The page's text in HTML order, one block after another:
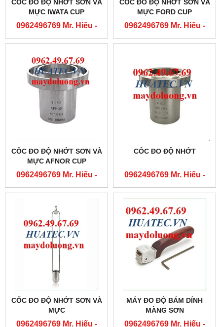
CỐC ĐO ĐỘ NHỚT SƠN VÀ
MỰC IWATA CUP
0962496769 Mr. Hiếu -
0763556769 Mr. Cường
CỐC ĐO ĐỘ NHỚT SƠN VÀ
MỰC FORD CUP
0962496769 Mr. Hiếu -
0763556769 Mr. Cường
CỐC ĐO ĐỘ NHỚT SƠN VÀ
MỰC AFNOR CUP
0962496769 Mr. Hiếu -
0763556769 Mr. Cường
CỐC ĐO ĐỘ NHỚT
0962496769 Mr. Hiếu -
0763556769 Mr. Cường
CỐC ĐO ĐỘ NHỚT SƠN VÀ
MỰC
0962496769 Mr. Hiếu -
MÁY ĐO ĐỘ BÁM DÍNH
MÀNG SƠN
0962496769 Mr. Hiếu -